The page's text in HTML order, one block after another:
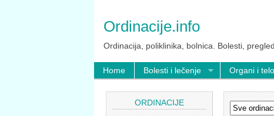
Ordinacije.info
Ordinacija, poliklinika, bolnica. Bolesti,
Home Bolesti i lečenje Organi i telo
ORDINACIJE